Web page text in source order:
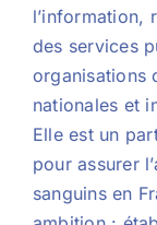
l’information,
des services
organisations
nationales et
Elle est un
pour assurer
sanguins en